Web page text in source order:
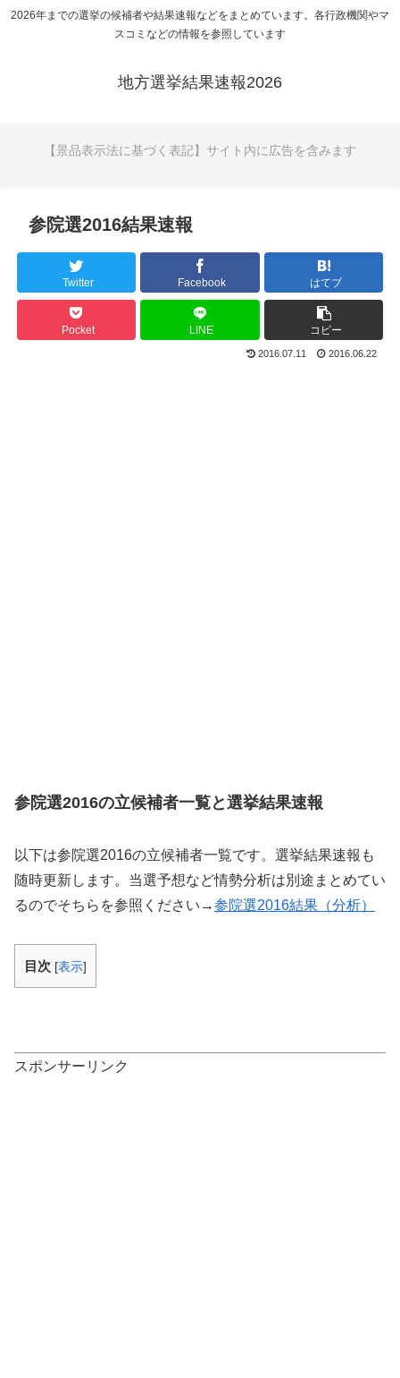
2026年までの選挙の候補者や結果速報などをまとめています。各行政機関やマ
スコミなどの情報を参照しています
地方選挙結果速報2026
【景品表示法に基づく表記】サイト内に広告を含みます
参院選2016結果速報
Twitter Facebook はてブ
Pocket LINE コピー
2016.07.11 2016.06.22
参院選2016の立候補者一覧と選挙結果速報
以下は参院選2016の立候補者一覧です。選挙結果速報も
随時更新します。当選予想など情勢分析は別途まとめてい
るのでそちらを参照ください→参院選2016結果（分析）
目次 [表示]
スポンサーリンク